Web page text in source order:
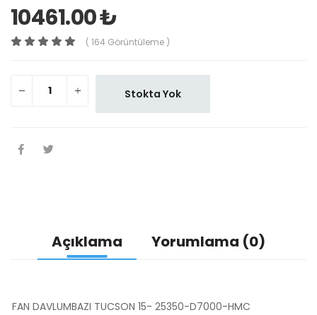
10461.00 ₺
( 164 Görüntüleme )
Stokta Yok
Açıklama Yorumlama (0)
FAN DAVLUMBAZI TUCSON 15- 25350-D7000-HMC